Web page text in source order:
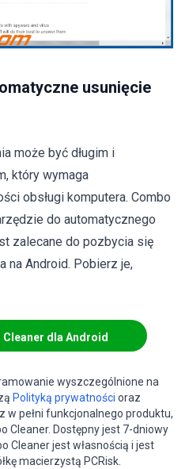
usunięcie
może być długim i
który wymaga
obsługi komputera. Combo
do automatycznego
zalecane do pozbycia się
na Android. Pobierz je,
Cleaner dla Android
wyszczególnione na
Polityką prywatności oraz
w pełni funkcjonalnego produktu,
Cleaner. Dostępny jest 7-dniowy
Cleaner jest własnością i jest
macierzystą PCRisk.